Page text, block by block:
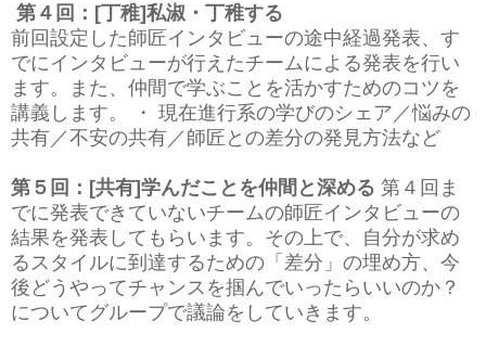
第４回：[丁稚]私淑・丁稚する
前回設定した師匠インタビューの途中経過発表、す
でにインタビューが行えたチームによる発表を行い
ます。また、仲間で学ぶことを活かすためのコツを
講義します。 ・ 現在進行系の学びのシェア／悩みの
共有／不安の共有／師匠との差分の発見方法など
第５回：[共有]学んだことを仲間と深める 第４回ま
でに発表できていないチームの師匠インタビューの
結果を発表してもらいます。その上で、自分が求め
るスタイルに到達するための「差分」の埋め方、今
後どうやってチャンスを掴んでいったらいいのか？
についてグループで議論をしていきます。